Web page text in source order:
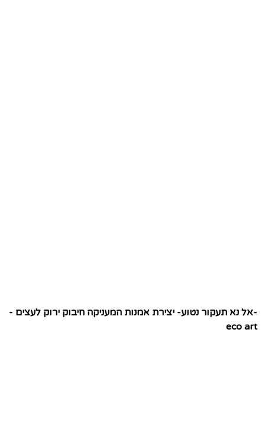
-אל נא תעקור נטוע- יצירת אמנות המעניקה חיבוק ירוק לעצים -
eco art